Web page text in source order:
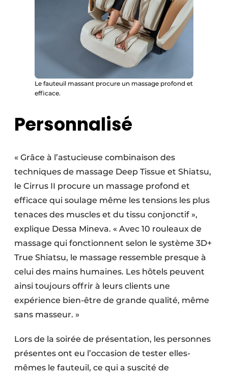
Le fauteuil massant procure un massage profond et
efficace.
Personnalisé
« Grâce à l’astucieuse combinaison des
techniques de massage Deep Tissue et Shiatsu,
le Cirrus II procure un massage profond et
efficace qui soulage même les tensions les plus
tenaces des muscles et du tissu conjonctif »,
explique Dessa Mineva. « Avec 10 rouleaux de
massage qui fonctionnent selon le système 3D+
True Shiatsu, le massage ressemble presque à
celui des mains humaines. Les hôtels peuvent
ainsi toujours offrir à leurs clients une
expérience bien-être de grande qualité, même
sans masseur. »
Lors de la soirée de présentation, les personnes
présentes ont eu l’occasion de tester elles-
mêmes le fauteuil, ce qui a suscité de